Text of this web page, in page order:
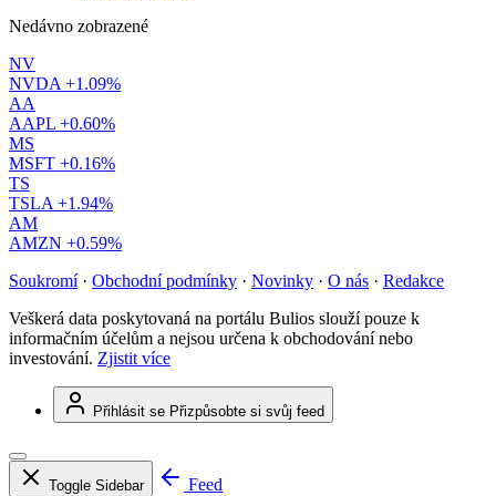
Nedávno zobrazené
NV
NVDA +1.09%
AA
AAPL +0.60%
MS
MSFT +0.16%
TS
TSLA +1.94%
AM
AMZN +0.59%
Soukromí · Obchodní podmínky · Novinky · O nás · Redakce
Veškerá data poskytovaná na portálu Bulios slouží pouze k
informačním účelům a nejsou určena k obchodování nebo
investování. Zjistit více
Přihlásit se Přizpůsobte si svůj feed
Toggle Sidebar
Feed